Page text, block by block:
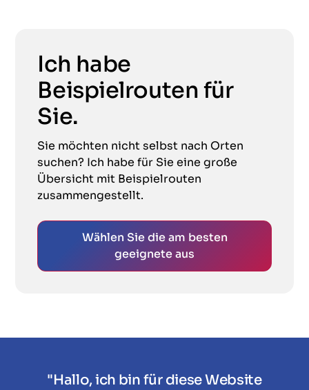
Ich habe
Beispielrouten für
Sie.
Sie möchten nicht selbst nach Orten
suchen? Ich habe für Sie eine große
Übersicht mit Beispielrouten
zusammengestellt.
Wählen Sie die am besten
geeignete aus
"Hallo, ich bin für diese Website